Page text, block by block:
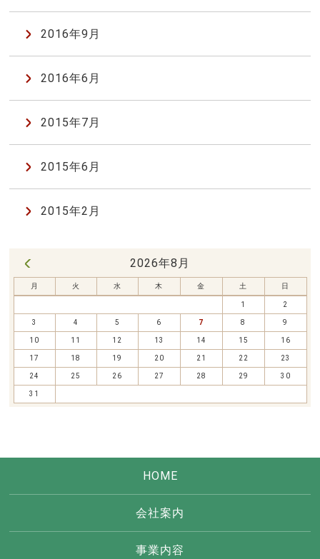
2016年9月
2016年6月
2015年7月
2015年6月
2015年2月
2026年8月
月 火 水 木 金 土 日
1 2
3 4 5 6 7 8 9
10 11 12 13 14 15 16
17 18 19 20 21 22 23
24 25 26 27 28 29 30
31
HOME
会社案内
事業内容